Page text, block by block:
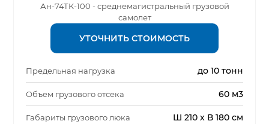
Ан-74ТК-100 - среднемагистральный грузовой
самолет
УТОЧНИТЬ СТОИМОСТЬ
Предельная нагрузка до 10 тонн
Объем грузового отсека 60 м3
Габариты грузового люка Ш 210 х В 180 см